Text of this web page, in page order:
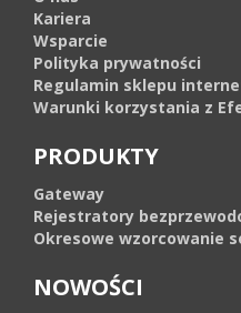
Kariera
Wsparcie
Polityka prywatności
Regulamin sklepu
Warunki korzystania z
PRODUKTY
Gateway
Rejestratory
Okresowe wzorcowanie
NOWOŚCI